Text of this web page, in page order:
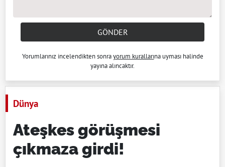
GÖNDER
Yorumlarınız incelendikten sonrayorum kurallarına uyması halinde
yayına alıncaktır.
Dünya
Ateşkes görüşmesi
çıkmaza girdi!